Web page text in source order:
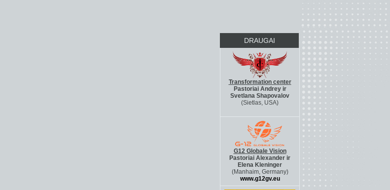
DRAUGAI
Transformation center
Pastoriai Andrey ir
Svetlana Shapovalov
(Sietlas, USA)
G12 Globale Vision
Pastoriai Alexander ir
Elena Kleninger
(Manhaim, Germany)
www.g12gv.eu